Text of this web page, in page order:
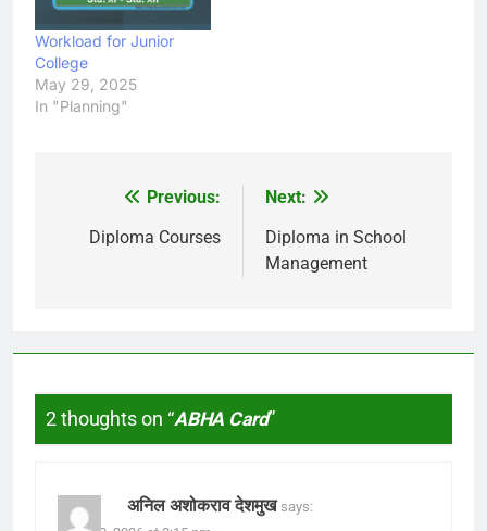
Workload for Junior
College
May 29, 2025
In "Planning"
navigation
Previous:
Diploma Courses
Next:
Diploma in School
Management
2 thoughts on “ABHA Card”
अनिल अशोकराव देशमुख says: